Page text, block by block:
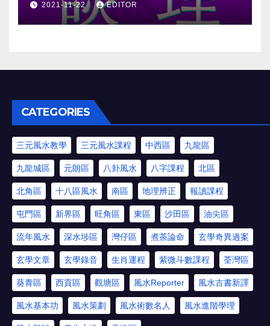
2021-11-22 EDITOR
CATEGORIES
三元風水教學 三元風水課程 中西區 九龍區
九龍城區 元朗區 八卦風水 八字課程 北區
北角區 十八區風水 南區 地理辨正 報讀課程
屯門區 新界區 旺角區 東區 沙田區 油尖區
流年風水 深水埗區 灣仔區 煮茶論命 玄學奇異過案
玄學文章 玄學錄音 生肖運程 紫微斗數課程 荃灣區
葵青區 西貢區 觀塘區 風水Reporter 風水古書新譯
風水基本功 風水策劃 風水術數名人 風水進階學理